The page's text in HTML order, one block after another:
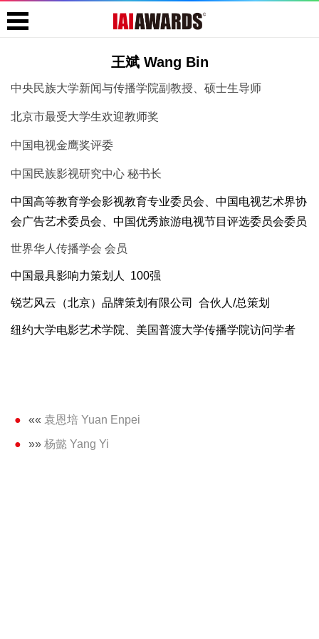
王斌 Wang Bin
中央民族大学新闻与传播学院副教授、硕士生导师
北京市最受大学生欢迎教师奖
中国电视金鹰奖评委
中国民族影视研究中心 秘书长
中国高等教育学会影视教育专业委员会、中国电视艺术界协
会广告艺术委员会、中国优秀旅游电视节目评选委员会委员
世界华人传播学会 会员
中国最具影响力策划人 100强
锐艺风云（北京）品牌策划有限公司 合伙人/总策划
纽约大学电影艺术学院、美国普渡大学传播学院访问学者
«« 袁恩培 Yuan Enpei
»» 杨懿 Yang Yi